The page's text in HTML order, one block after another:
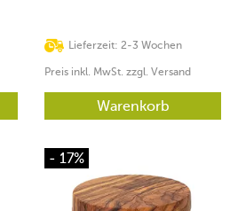
Lieferzeit: 2-3 Wochen
Preis inkl. MwSt. zzgl. Versand
Warenkorb
- 17%